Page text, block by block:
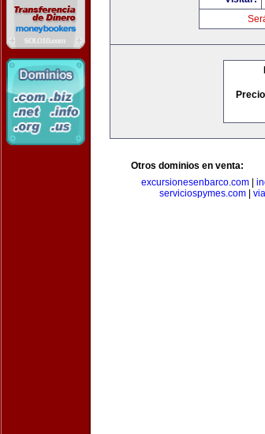
Otros dominios en venta:
excursionesenbarco.com
serviciospymes.com